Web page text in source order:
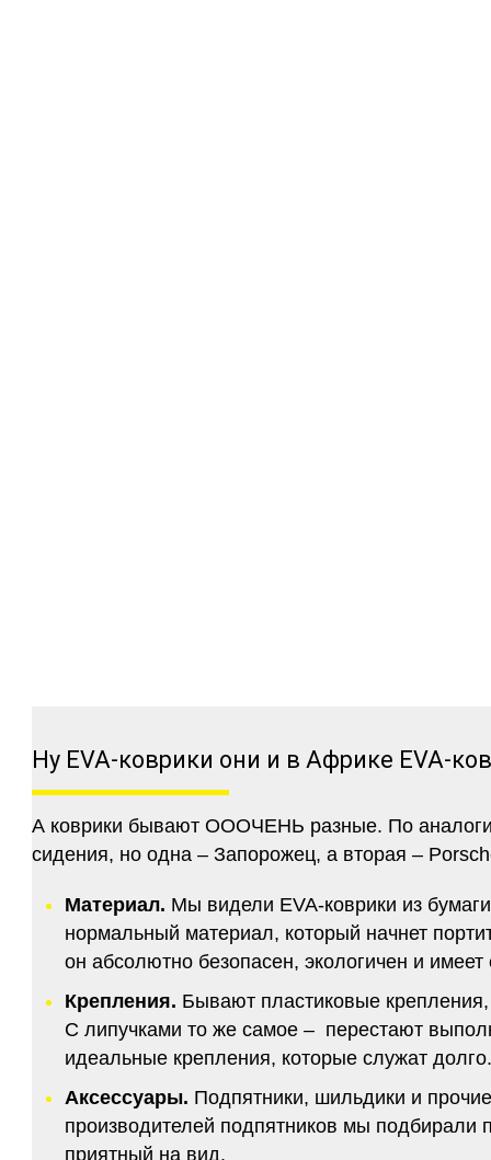
Ну EVA-коврики они и в Африке EVA-
А коврики бывают ОООЧЕНЬ разные. По
сидения, но одна – Запорожец, а вторая –
Материал. Мы видели EVA-коврики из
нормальный материал, который начнет
он абсолютно безопасен, экологичен и
Крепления. Бывают пластиковые
С липучками то же самое – перестают
идеальные крепления, которые служат
Аксессуары. Подпятники, шильдики и
производителей подпятников мы подбирали
приятный на вид.